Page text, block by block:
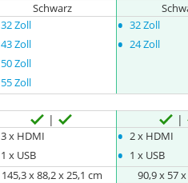
Schwarz
32 Zoll
43 Zoll
50 Zoll
55 Zoll
• 32 Zoll
• 24 Zoll
3 x HDMI
1 x USB
• 2 x HDMI
• 1 x USB
145,3 x 88,2 x 25,1 cm 90,9 x 57